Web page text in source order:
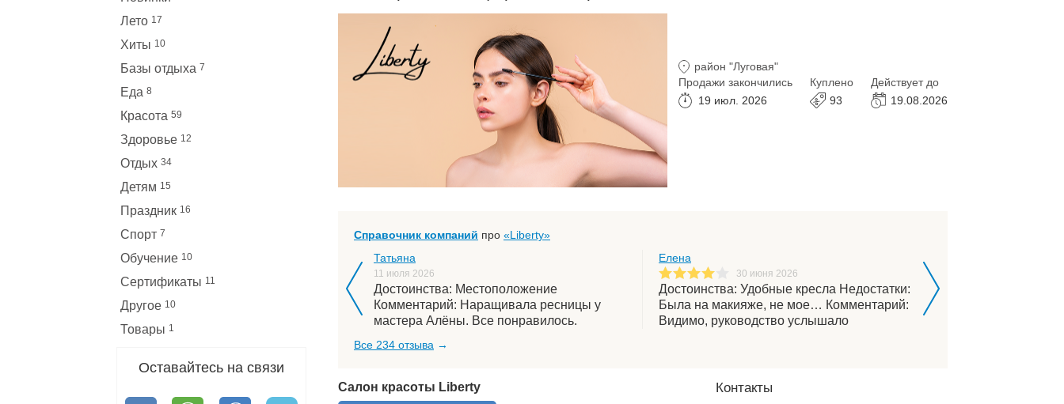
Лето 17
Хиты 10
Базы отдыха 7
Еда 8
Красота 59
Здоровье 12
Отдых 34
Детям 15
Праздник 16
Спорт 7
Обучение 10
Сертификаты 11
Другое 10
Товары 1
Оставайтесь на связи
район "Луговая"
Продажи закончились
19 июл. 2026
Куплено
93
Действует до
19.08.2026
Справочник компаний про «Liberty»
Татьяна
11 июля 2026
Достоинства: Местоположение
Комментарий: Наращивала ресницы у
мастера Алёны. Все понравилось.
Елена
30 июня 2026
Достоинства: Удобные кресла Недостатки:
Была на макияже, не мое… Комментарий:
Видимо, руководство услышало
Наталья
Достоинства: Нет Недостатки:
Некачественно Комментарий:
Здравствуйте, вот как вчера сделали
ремонт одного…
Комментарий: Ходила
мастер провела
Все 234 отзыва →
Салон красоты Liberty Контакты